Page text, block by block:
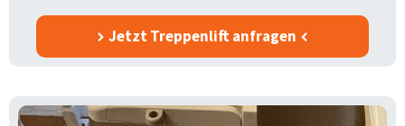
Jetzt Treppenlift anfragen